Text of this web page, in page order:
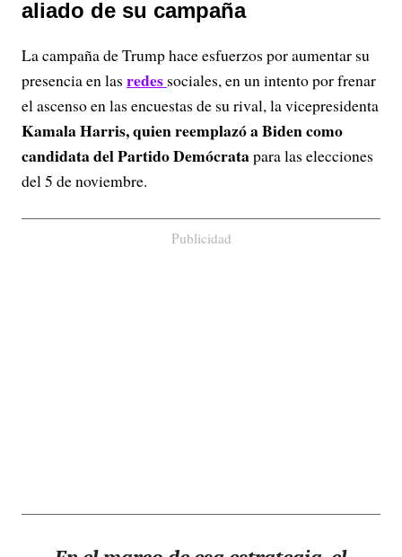
aliado de su campaña
La campaña de Trump hace esfuerzos por aumentar su
presencia en las redes sociales, en un intento por frenar
el ascenso en las encuestas de su rival, la vicepresidenta
Kamala Harris, quien reemplazó a Biden como
candidata del Partido Demócratapara las elecciones
del 5 de noviembre.
Publicidad